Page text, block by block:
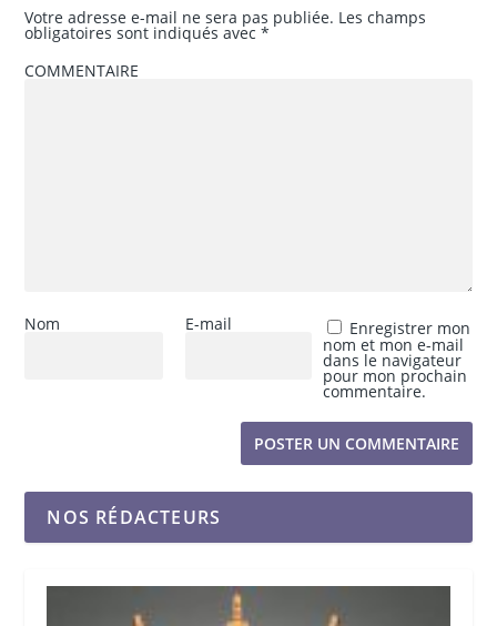
Votre adresse e-mail ne sera pas publiée. Les champs
obligatoires sont indiqués avec*
COMMENTAIRE
Nom E-mail Enregistrer mon
nom et mon e-mail
dans le navigateur
pour mon prochain
commentaire.
NOS RÉDACTEURS